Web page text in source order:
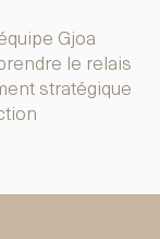
Gjoa
le relais
stratégique